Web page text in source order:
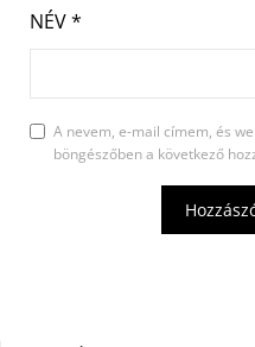
NÉV*
A nevem, e-mail címem, és
böngészőben a következő